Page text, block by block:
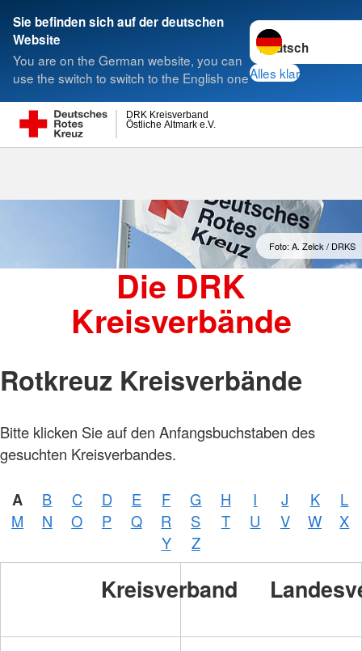
Sie befinden sich auf der deutschen
Website
You are on the German website, you can
use the switch to switch to the English one
Sprache wechseln
Alles klar
Östliche Altmark e.V.
DRK Kreisverband
Suche
Kreisverbände
Foto: A. Zelck / DRKS
Die DRK
Kreisverbände
Rotkreuz Kreisverbände
Bitte klicken Sie auf den Anfangsbuchstaben des
gesuchten Kreisverbandes.
A B C D E F G H I J K
L
M
N O P Q R S T U V W
X
Y
Z
Kreisverband